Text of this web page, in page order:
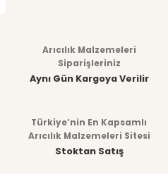
Arıcılık Malzemeleri
Siparişleriniz
Aynı Gün Kargoya Verilir
Türkiye’nin En Kapsamlı
Arıcılık Malzemeleri Sitesi
Stoktan Satış